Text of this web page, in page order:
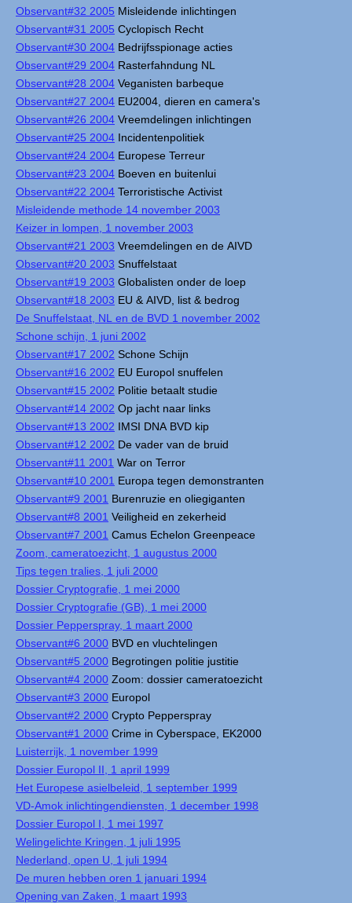
Observant#32 2005 Misleidende inlichtingen
Observant#31 2005 Cyclopisch Recht
Observant#30 2004 Bedrijfsspionage acties
Observant#29 2004 Rasterfahndung NL
Observant#28 2004 Veganisten barbeque
Observant#27 2004 EU2004, dieren en camera's
Observant#26 2004 Vreemdelingen inlichtingen
Observant#25 2004 Incidentenpolitiek
Observant#24 2004 Europese Terreur
Observant#23 2004 Boeven en buitenlui
Observant#22 2004 Terroristische Activist
Misleidende methode 14 november 2003
Keizer in lompen, 1 november 2003
Observant#21 2003 Vreemdelingen en de AIVD
Observant#20 2003 Snuffelstaat
Observant#19 2003 Globalisten onder de loep
Observant#18 2003 EU & AIVD, list & bedrog
De Snuffelstaat, NL en de BVD 1 november 2002
Schone schijn, 1 juni 2002
Observant#17 2002 Schone Schijn
Observant#16 2002 EU Europol snuffelen
Observant#15 2002 Politie betaalt studie
Observant#14 2002 Op jacht naar links
Observant#13 2002 IMSI DNA BVD kip
Observant#12 2002 De vader van de bruid
Observant#11 2001 War on Terror
Observant#10 2001 Europa tegen demonstranten
Observant#9 2001 Burenruzie en oliegiganten
Observant#8 2001 Veiligheid en zekerheid
Observant#7 2001 Camus Echelon Greenpeace
Zoom, cameratoezicht, 1 augustus 2000
Tips tegen tralies, 1 juli 2000
Dossier Cryptografie, 1 mei 2000
Dossier Cryptografie (GB), 1 mei 2000
Dossier Pepperspray, 1 maart 2000
Observant#6 2000 BVD en vluchtelingen
Observant#5 2000 Begrotingen politie justitie
Observant#4 2000 Zoom: dossier cameratoezicht
Observant#3 2000 Europol
Observant#2 2000 Crypto Pepperspray
Observant#1 2000 Crime in Cyberspace, EK2000
Luisterrijk, 1 november 1999
Dossier Europol II, 1 april 1999
Het Europese asielbeleid, 1 september 1999
VD-Amok inlichtingendiensten, 1 december 1998
Dossier Europol I, 1 mei 1997
Welingelichte Kringen, 1 juli 1995
Nederland, open U, 1 juli 1994
De muren hebben oren 1 januari 1994
Opening van Zaken, 1 maart 1993